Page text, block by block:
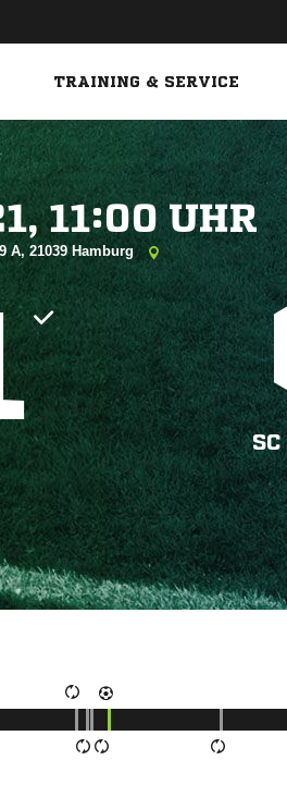
TRAINING & SERVICE
  
A, 21039 Hamburg